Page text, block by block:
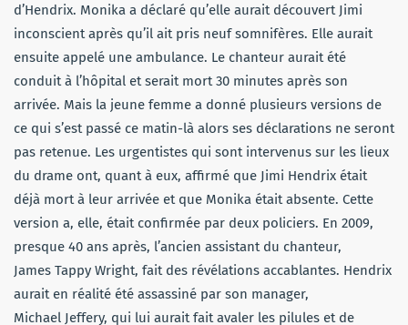
d’Hendrix. Monika a déclaré qu’elle aurait découvert Jimi
inconscient après qu’il ait pris neuf somnifères. Elle aurait
ensuite appelé une ambulance. Le chanteur aurait été
conduit à l’hôpital et serait mort 30 minutes après son
arrivée. Mais la jeune femme a donné plusieurs versions de
ce qui s’est passé ce matin-là alors ses déclarations ne seront
pas retenue. Les urgentistes qui sont intervenus sur les lieux
du drame ont, quant à eux, affirmé que Jimi Hendrix était
déjà mort à leur arrivée et que Monika était absente. Cette
version a, elle, était confirmée par deux policiers. En 2009,
presque 40 ans après, l’ancien assistant du chanteur,
James Tappy Wright, fait des révélations accablantes. Hendrix
aurait en réalité été assassiné par son manager,
Michael Jeffery, qui lui aurait fait avaler les pilules et de